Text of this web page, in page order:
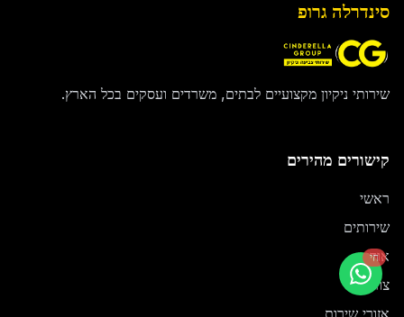
סינדרלה גרופ
שירותי ניקיון מקצועיים לבתים, משרדים ועסקים בכל הארץ.
קישורים מהירים
ראשי
שירותים
אודות
צור קשר
אזורי שירות
חי